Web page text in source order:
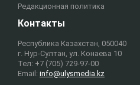
Редакционная политика
Контакты
Республика Казахстан, 050040
г. Нур-Султан, ул. Конаева 10
Тел: +7 (705) 729-97-00
Email: info@ulysmedia.kz